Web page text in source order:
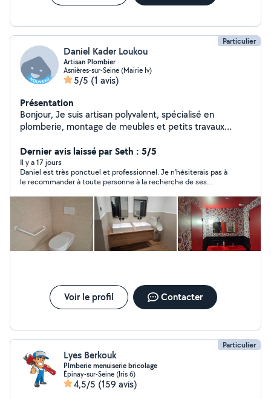
Particulier
Daniel Kader Loukou
Artisan Plombier
Asnières-sur-Seine (Mairie Iv)
5/5 (1 avis)
Présentation
Bonjour, Je suis artisan polyvalent, spécialisé en
plomberie, montage de meubles et petits travaux
adaptées à vos besoins, notamment : Installation et
réparation de plomberie (robinets, éviers, WC, lavabos,
fuites, etc.). Montage de meubles de toutes marques
(IKEA, Leroy Merlin, Conforama, etc.). Petits travaux
d'électricité (pose de luminaires, prises, interrupteurs,
remplacement d'équipements électriques, dans le
respect des normes applicables). Je travaille avec
sérieux, ponctualité et professionnalisme. Mon objectif
est de fournir un travail de qualité tout en assurant la
un devis. Je serai ravi de vous accompagner dans vos
travaux.
Dernier avis laissé par Seth : 5/5
Il y a 17 jours
Daniel est très ponctuel et professionnel. Je n'hésiterais pas à
le recommander à toute personne à la recherche de ses
Voir le profil Contacter
Particulier
Lyes Berkouk
Plmberie menuiserie bricolage
Épinay-sur-Seine (Iris 6)
4,5/5 (159 avis)